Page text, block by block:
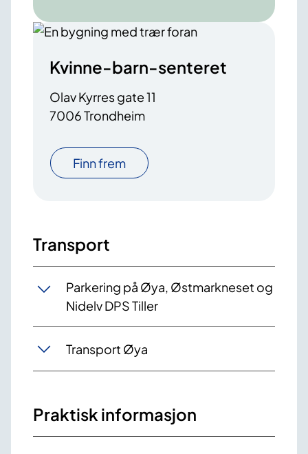
Kvinne-barn-senteret
Olav Kyrres gate 11
7006 Trondheim
Finn frem
Transport
Parkering på Øya, Østmarkneset og
Nidelv DPS Tiller
Transport Øya
Praktisk informasjon